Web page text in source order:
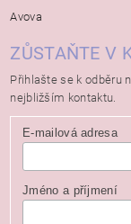
Avova
ZŮSTAŇTE V
Přihlašte se k odběru
nejbližším kontaktu.
E-mailová adresa
Jméno a příjmení